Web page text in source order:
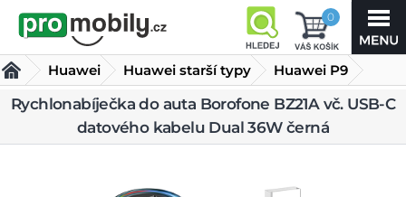
0
Huawei Huawei starší typy
Huawei P9
Nabíječky Huawei P9
Rychlonabíječka do auta
Borofone BZ21A vč. USB-C
Rychlonabíječka do auta Borofone BZ21A vč. USB-C
datového kabelu Dual 36W černá